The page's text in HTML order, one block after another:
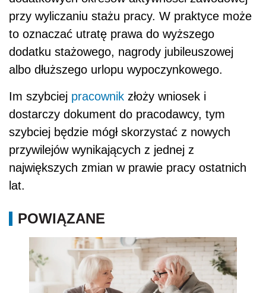
przy wyliczaniu stażu pracy. W praktyce może
to oznaczać utratę prawa do wyższego
dodatku stażowego, nagrody jubileuszowej
albo dłuższego urlopu wypoczynkowego.
Im szybciej pracownik złoży wniosek i
dostarczy dokument do pracodawcy, tym
szybciej będzie mógł skorzystać z nowych
przywilejów wynikających z jednej z
największych zmian w prawie pracy ostatnich
lat.
POWIĄZANE